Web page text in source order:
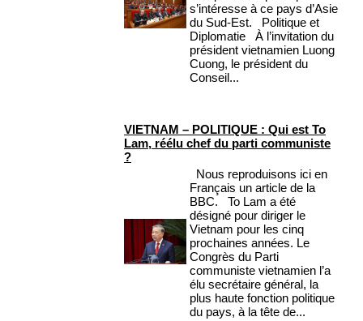
s’intéresse à ce pays d’Asie
du Sud-Est. Politique et
Diplomatie À l’invitation du
président vietnamien Luong
Cuong, le président du
Conseil...
VIETNAM – POLITIQUE : Qui est To
Lam, réélu chef du parti communiste
?
Nous reproduisons ici en
Français un article de la
BBC. To Lam a été
désigné pour diriger le
Vietnam pour les cinq
prochaines années. Le
Congrès du Parti
communiste vietnamien l’a
élu secrétaire général, la
plus haute fonction politique
du pays, à la tête de...